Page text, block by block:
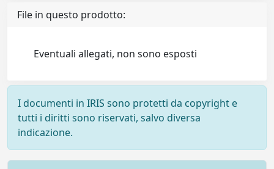
File in questo prodotto:
Eventuali allegati, non sono esposti
I documenti in IRIS sono protetti da copyright e
tutti i diritti sono riservati, salvo diversa
indicazione.